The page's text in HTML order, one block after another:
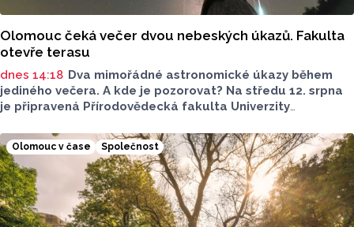
Olomouc čeká večer dvou nebeských úkazů. Fakulta
otevře terasu
dnes 14:18 Dva mimořádné astronomické úkazy během
jediného večera. A kde je pozorovat? Na středu 12. srpna
je připravená Přírodovědecká fakulta Univerzity
v Přerově Hvězdárna. Na obou místech bude možné
pohlédnout na slunce speciální technikou.
Olomouc v čase Společnost